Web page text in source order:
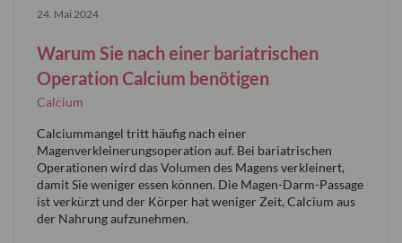
24. Mai 2024
Warum Sie nach einer bariatrischen
Operation Calcium benötigen
Calcium
Calciummangel tritt häufig nach einer
Magenverkleinerungsoperation auf. Bei bariatrischen
Operationen wird das Volumen des Magens verkleinert,
damit Sie weniger essen können. Die Magen-Darm-Passage
ist verkürzt und der Körper hat weniger Zeit, Calcium aus
der Nahrung aufzunehmen.